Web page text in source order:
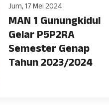
Jum, 17 Mei 2024
MAN 1 Gunungkidul
Gelar P5P2RA
Semester Genap
Tahun 2023/2024